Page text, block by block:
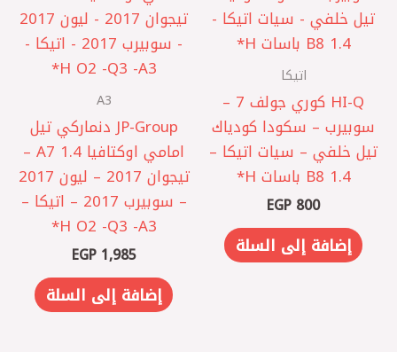
اتيكا
HI-Q كوري ‎جولف 7 –
سوبيرب – سكودا كودياك
‎تيل خلفي – سيات اتيكا –
B8 1.4 باسات H*
EGP 800
إضافة إلى السلة
A3
‏JP-Group دنماركي تيل
امامي اوكتافيا A7 1.4 –
تيجوان 2017 – ليون 2017
– سوبيرب 2017 – اتيكا –
O2 -Q3 -A3 ‏H*
EGP1,985
إضافة إلى السلة